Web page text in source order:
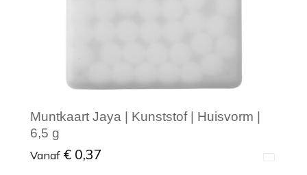
Muntkaart Jaya | Kunststof | Huisvorm |
6,5 g
Vanaf € 0,37